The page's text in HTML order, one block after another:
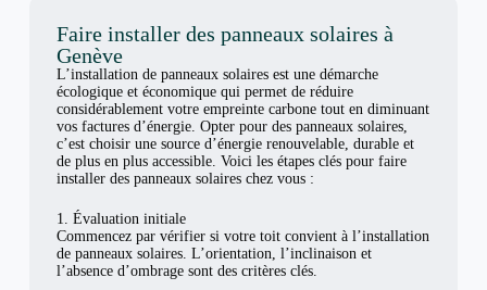
Faire installer des panneaux solaires à
Genève
L’installation de panneaux solaires est une démarche
écologique et économique qui permet de réduire
considérablement votre empreinte carbone tout en diminuant
vos factures d’énergie. Opter pour des panneaux solaires,
c’est choisir une source d’énergie renouvelable, durable et
de plus en plus accessible. Voici les étapes clés pour faire
installer des panneaux solaires chez vous :
1. Évaluation initiale
Commencez par vérifier si votre toit convient à l’installation
de panneaux solaires. L’orientation, l’inclinaison et
l’absence d’ombrage sont des critères clés.